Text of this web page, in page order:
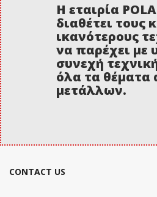
Η εταιρία
διαθέτει τους
ικανότερους
να παρέχει με
συνεχή
όλα τα θέματα
μετάλλων.
CONTACT US